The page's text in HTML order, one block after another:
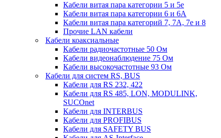
Кабели витая пара категории 5 и 5е
Кабели витая пара категории 6 и 6A
Кабели витая пара категорий 7, 7А, 7е и 8
Прочие LAN кабели
Кабели коаксиальные
Кабели радиочастотные 50 Ом
Кабели видеонаблюдение 75 Ом
Кабели высокочастотные 93 Ом
Кабели для систем RS, BUS
Кабели для RS 232, 422
Кабели для RS 485, LON, MODULINK,
SUCOnet
Кабели для INTERBUS
Кабели для PROFIBUS
Кабели для SAFETY BUS